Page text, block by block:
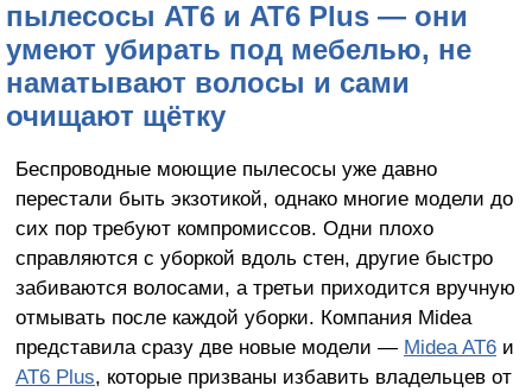
пылесосы AT6 и AT6 Plus — они
умеют убирать под мебелью, не
наматывают волосы и сами
очищают щётку
Беспроводные моющие пылесосы уже давно
перестали быть экзотикой, однако многие модели до
сих пор требуют компромиссов. Одни плохо
справляются с уборкой вдоль стен, другие быстро
забиваются волосами, а третьи приходится вручную
отмывать после каждой уборки. Компания Midea
представила сразу две новые модели — Midea AT6и
AT6 Plus, которые призваны избавить владельцев от